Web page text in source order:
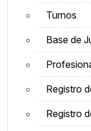
Turnos
Base de
Registro
Registro